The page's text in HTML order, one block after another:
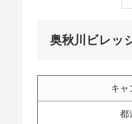
奥秋川ビレッ
キャ
都